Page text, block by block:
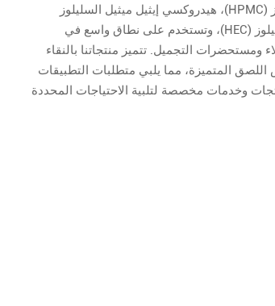
هيدروكسي بروبيل ميثيل السليلوز (HPMC)، هيدروكسي إيثيل ميثيل السليلوز
(MHEC)، وهيدروكسي إيثيل السليلوز (HEC)، وتستخدم على نطاق واسع في
ومستحضرات التجميل. تتميز منتجاتنا بالنقاء
اللصق المتميزة، مما يلبي متطلبات التطبيقات
وخدمات مخصصة لتلبية الاحتياجات المحددة